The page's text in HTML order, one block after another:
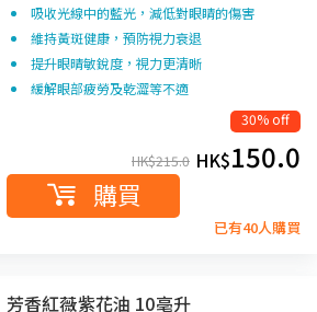
吸收光線中的藍光，減低對眼睛的傷害
維持黃斑健康，預防視力衰退
提升眼晴敏銳度，視力更清晰
緩解眼部疲勞及乾澀等不適
30% off
HK$215.0 HK$150.0
購買
已有40人購買
芳香紅薇紫花油 10亳升